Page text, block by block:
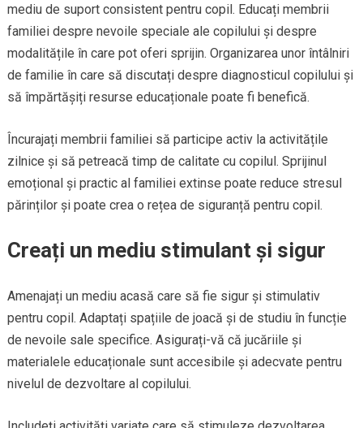
mediu de suport consistent pentru copil. Educați membrii
familiei despre nevoile speciale ale copilului și despre
modalitățile în care pot oferi sprijin. Organizarea unor întâlniri
de familie în care să discutați despre diagnosticul copilului și
să împărtășiți resurse educaționale poate fi benefică.
Încurajați membrii familiei să participe activ la activitățile
zilnice și să petreacă timp de calitate cu copilul. Sprijinul
emoțional și practic al familiei extinse poate reduce stresul
părinților și poate crea o rețea de siguranță pentru copil.
Creați un mediu stimulant și sigur
Amenajați un mediu acasă care să fie sigur și stimulativ
pentru copil. Adaptați spațiile de joacă și de studiu în funcție
de nevoile sale specifice. Asigurați-vă că jucăriile și
materialele educaționale sunt accesibile și adecvate pentru
nivelul de dezvoltare al copilului.